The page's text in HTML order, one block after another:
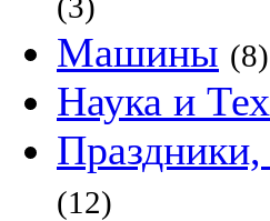
Машины (8)
Наука и
(12)